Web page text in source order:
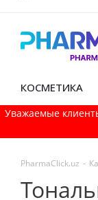
КОСМЕТИКА
Уважаемые
PharmaСlick.uz -